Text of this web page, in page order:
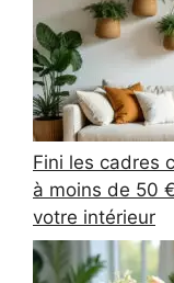
Fini les cadres
à moins de 50
votre intérieur